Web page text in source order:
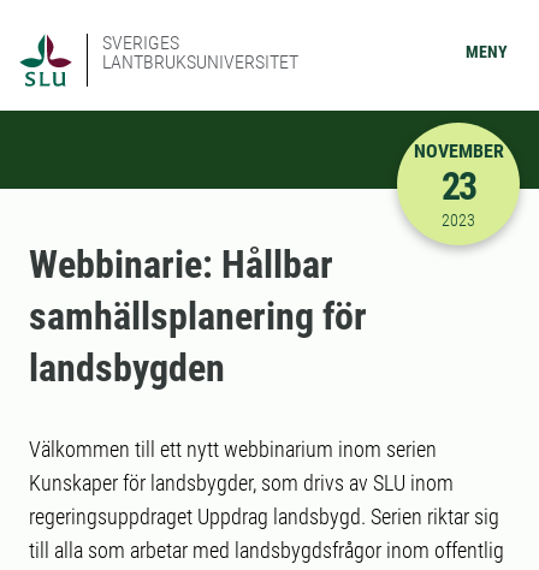
SVERIGES
LANTBRUKSUNIVERSITET
MENY
2023-11-
NOVEMBER
23
2023
Webbinarie: Hållbar
samhällsplanering för
landsbygden
Välkommen till ett nytt webbinarium inom serien
Kunskaper för landsbygder, som drivs av SLU inom
regeringsuppdraget Uppdrag landsbygd. Serien riktar sig
till alla som arbetar med landsbygdsfrågor inom offentlig